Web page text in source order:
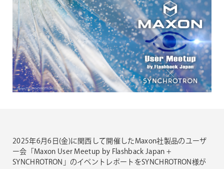
2025年6月6日(金)に関西して開催したMaxon社製品のユーザ
ー会「Maxon User Meetup by Flashback Japan +
SYNCHROTRON」のイベントレポートをSYNCHROTRON様が